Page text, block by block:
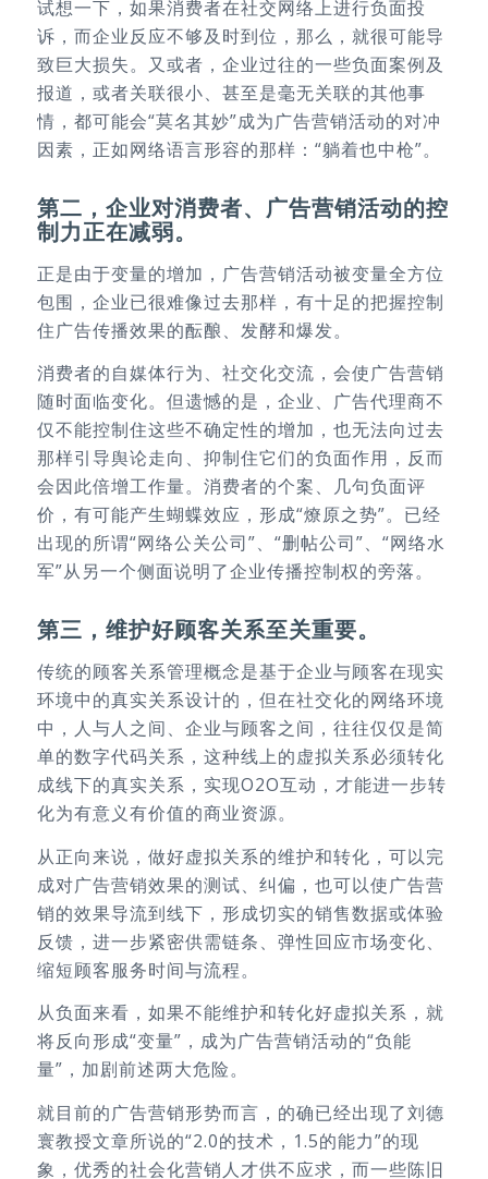
试想一下，如果消费者在社交网络上进行负面投
诉，而企业反应不够及时到位，那么，就很可能导
致巨大损失。又或者，企业过往的一些负面案例及
报道，或者关联很小、甚至是毫无关联的其他事
情，都可能会“莫名其妙”成为广告营销活动的对冲
因素，正如网络语言形容的那样：“躺着也中枪”。
第二，企业对消费者、广告营销活动的控
制力正在减弱。
正是由于变量的增加，广告营销活动被变量全方位
包围，企业已很难像过去那样，有十足的把握控制
住广告传播效果的酝酿、发酵和爆发。
消费者的自媒体行为、社交化交流，会使广告营销
随时面临变化。但遗憾的是，企业、广告代理商不
仅不能控制住这些不确定性的增加，也无法向过去
那样引导舆论走向、抑制住它们的负面作用，反而
会因此倍增工作量。消费者的个案、几句负面评
价，有可能产生蝴蝶效应，形成“燎原之势”。已经
出现的所谓“网络公关公司”、“删帖公司”、“网络水
军”从另一个侧面说明了企业传播控制权的旁落。
第三，维护好顾客关系至关重要。
传统的顾客关系管理概念是基于企业与顾客在现实
环境中的真实关系设计的，但在社交化的网络环境
中，人与人之间、企业与顾客之间，往往仅仅是简
单的数字代码关系，这种线上的虚拟关系必须转化
成线下的真实关系，实现O2O互动，才能进一步转
化为有意义有价值的商业资源。
从正向来说，做好虚拟关系的维护和转化，可以完
成对广告营销效果的测试、纠偏，也可以使广告营
销的效果导流到线下，形成切实的销售数据或体验
反馈，进一步紧密供需链条、弹性回应市场变化、
缩短顾客服务时间与流程。
从负面来看，如果不能维护和转化好虚拟关系，就
将反向形成“变量”，成为广告营销活动的“负能
量”，加剧前述两大危险。
就目前的广告营销形势而言，的确已经出现了刘德
寰教授文章所说的“2.0的技术，1.5的能力”的现
象，优秀的社会化营销人才供不应求，而一些陈旧